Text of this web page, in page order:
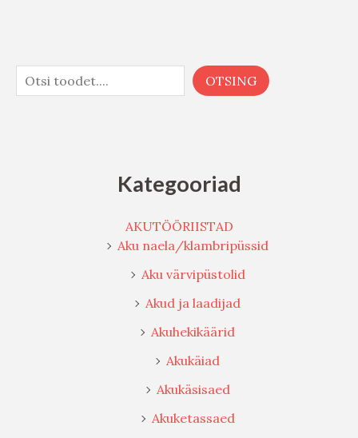
OTSING
Kategooriad
AKUTÖÖRIISTAD
Aku naela/klambripüssid
Aku värvipüstolid
Akud ja laadijad
Akuhekikäärid
Akukäiad
Akukäsisaed
Akuketassaed